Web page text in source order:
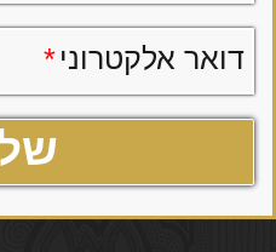
דואר אלקטרוני*